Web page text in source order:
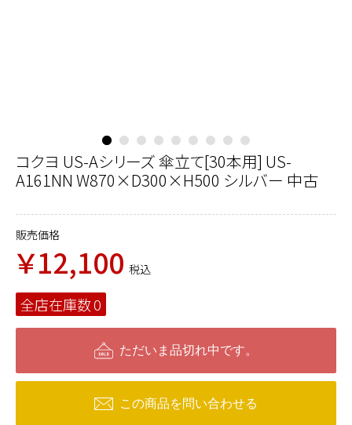
コクヨ US-Aシリーズ 傘立て[30本用] US-
A161NN W870×D300×H500 シルバー 中古
販売価格
￥12,100 税込
全店在庫数0
ただいま品切れ中です。
この商品を問い合わせる